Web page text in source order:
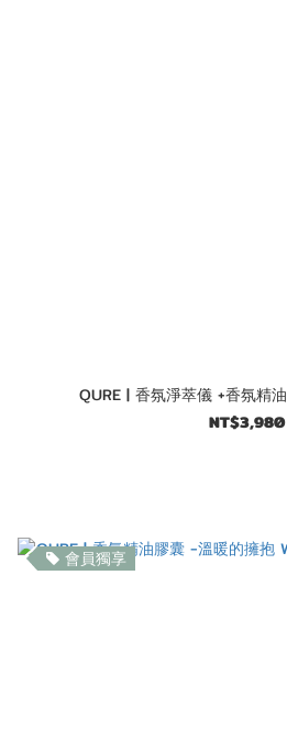
QURE | 香氛淨萃儀 +香氛精
NT$3,980
會員獨享